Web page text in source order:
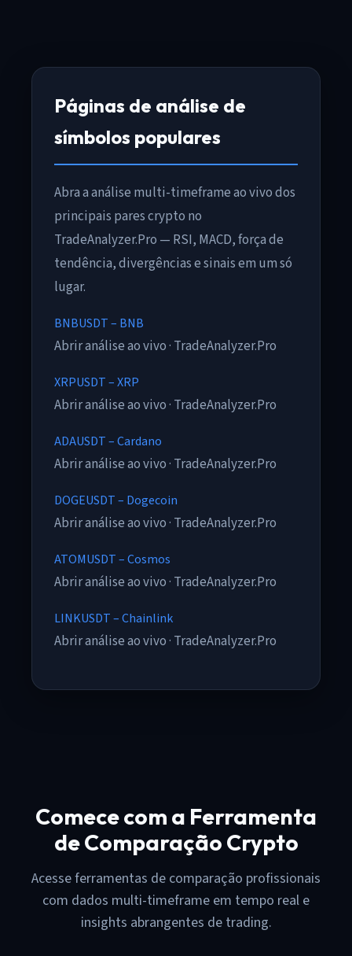
Páginas de análise de
símbolos populares
Abra a análise multi-timeframe ao vivo dos
principais pares crypto no
TradeAnalyzer.Pro — RSI, MACD, força de
tendência, divergências e sinais em um só
lugar.
BNBUSDT – BNB
Abrir análise ao vivo · TradeAnalyzer.Pro
XRPUSDT – XRP
Abrir análise ao vivo · TradeAnalyzer.Pro
ADAUSDT – Cardano
Abrir análise ao vivo · TradeAnalyzer.Pro
DOGEUSDT – Dogecoin
Abrir análise ao vivo · TradeAnalyzer.Pro
ATOMUSDT – Cosmos
Abrir análise ao vivo · TradeAnalyzer.Pro
LINKUSDT – Chainlink
Abrir análise ao vivo · TradeAnalyzer.Pro
Comece com a Ferramenta
de Comparação Crypto
Acesse ferramentas de comparação profissionais
com dados multi-timeframe em tempo real e
insights abrangentes de trading.